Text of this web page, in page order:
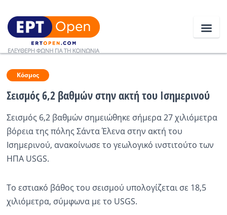
Ειδήσεις
Κοινωνία
Πολιτική
Αθλητικά
Κόσμος
Σεισμός 6,2 βαθμών στην ακτή του Ισημερινού
Σεισμός 6,2 βαθμών σημειώθηκε σήμερα 27 χιλιόμετρα
βόρεια της πόλης Σάντα Έλενα στην ακτή του
Ισημερινού, ανακοίνωσε το γεωλογικό ινστιτούτο των
ΗΠΑ USGS.
Το εστιακό βάθος του σεισμού υπολογίζεται σε 18,5
χιλιόμετρα, σύμφωνα με το USGS.